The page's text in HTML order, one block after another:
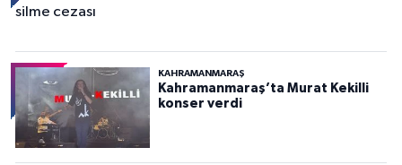
KAHRAMANMARAŞ
Kahramanmaraş’ta Murat Kekilli
konser verdi